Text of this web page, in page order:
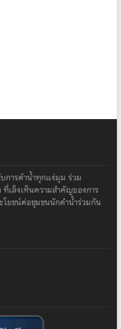
การดำน้ำทุกแง่มุม ร่วม
เล็งเห็นความสำคัญของการ
ยชน์ต่อชุมชนนักดำน้ำร่วมกัน